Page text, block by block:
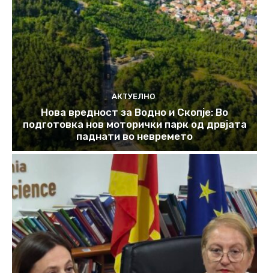
АКТУЕЛНО
Нова вредност за Водно и Скопје: Во
подготовка нов моторички парк од дрвјата
паднати во невремето